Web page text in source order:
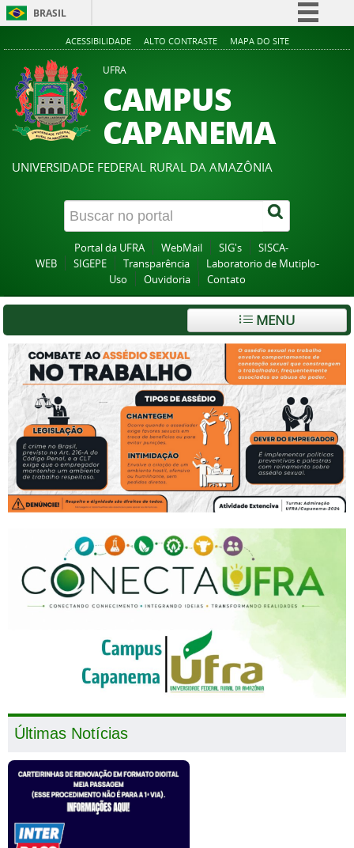
BRASIL
Simplifique!
Participe
Acesso à informação
Legislação
Canais
ACESSIBILIDADE ALTO CONTRASTE MAPA DO SITE
UFRA
CAMPUS
CAPANEMA
UNIVERSIDADE FEDERAL RURAL DA AMAZÔNIA
Portal da UFRA WebMail SIG's
SISCA-
WEB
SIGEPE Transparência
Laboratorio de Mutiplo-
Uso
Ouvidoria Contato
MENU
Últimas Notícias